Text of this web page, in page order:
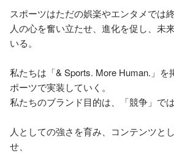
スポーツはただの娯楽やエンタメでは終
人の心を奮い立たせ、進化を促し、未
いる。
私たちは「& Sports. More Human.」を
ポーツで実装していく。
私たちのブランド目的は、「競争」で
人としての強さを育み、コンテンツと
せ、